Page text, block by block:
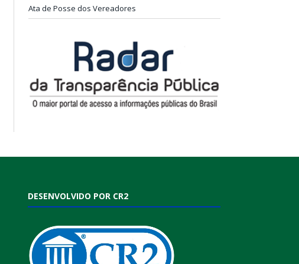
Ata de Posse dos Vereadores
DESENVOLVIDO POR CR2